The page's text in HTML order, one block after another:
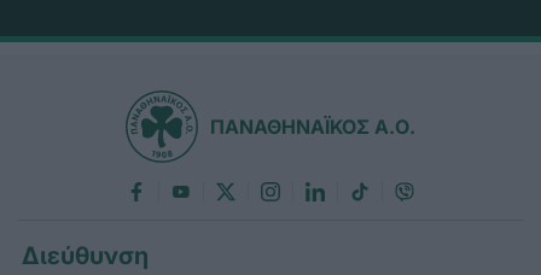
ΠΑΝΑΘΗΝΑΪΚΟΣ Α.Ο.
Διεύθυνση